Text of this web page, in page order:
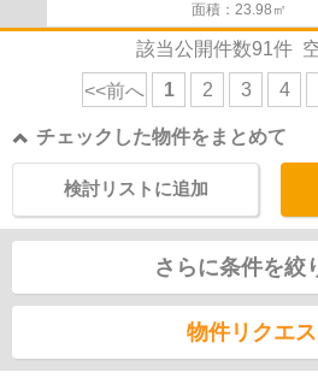
面積：23.98㎡
該当公開件数91件
<<前へ 1 2 3 4
チェックした物件をまとめて
検討リストに追加
さらに条件を絞
物件リクエス